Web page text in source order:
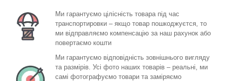
Ми гарантуємо цілісність товара під час
транспортировки – якщо товар пошкоджуєтся, то
ми відправляємо компенсацію за наш рахунок або
повертаємо кошти
Ми гарантуємо відповідність зовнішнього вигляду
та размірів. Усі фото наших товарів – реальні, ми
самі фотографуємо товари та заміряємо